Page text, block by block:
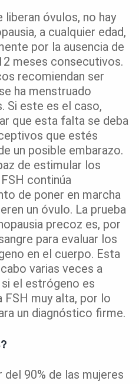
liberan óvulos, no hay
a cualquier edad,
por la ausencia de
meses consecutivos.
recomiendan ser
ha menstruado
Si este es el caso,
que esta falta se deba
que estés
un posible embarazo.
de estimular los
continúa
de poner en marcha
un óvulo. La prueba
precoz es, por
para evaluar los
en el cuerpo. Esta
varias veces a
el estrógeno es
FSH muy alta, por lo
un diagnóstico firme.
90% de las mujeres